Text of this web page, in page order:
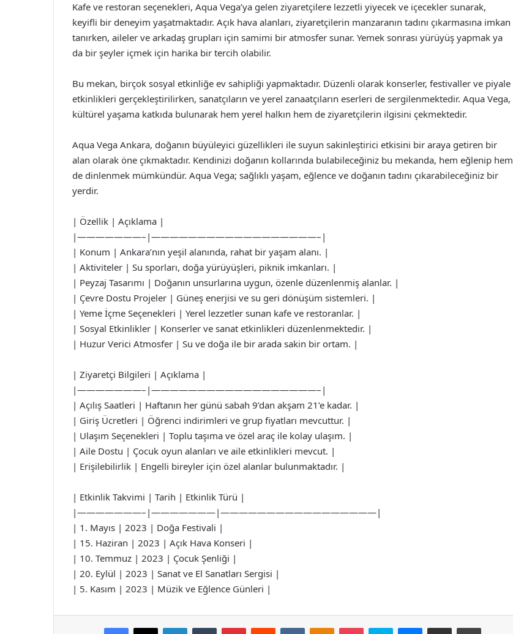
Kafe ve restoran seçenekleri, Aqua Vega’ya gelen ziyaretçilere lezzetli yiyecek ve içecekler sunarak,
keyifli bir deneyim yaşatmaktadır. Açık hava alanları, ziyaretçilerin manzaranın tadını çıkarmasına imkan
tanırken, aileler ve arkadaş grupları için samimi bir atmosfer sunar. Yemek sonrası yürüyüş yapmak ya
da bir şeyler içmek için harika bir tercih olabilir.
Bu mekan, birçok sosyal etkinliğe ev sahipliği yapmaktadır. Düzenli olarak konserler, festivaller ve piyale
etkinlikleri gerçekleştirilirken, sanatçıların ve yerel zanaatçıların eserleri de sergilenmektedir. Aqua Vega,
kültürel yaşama katkıda bulunarak hem yerel halkın hem de ziyaretçilerin ilgisini çekmektedir.
Aqua Vega Ankara, doğanın büyüleyici güzellikleri ile suyun sakinleştirici etkisini bir araya getiren bir
alan olarak öne çıkmaktadır. Kendinizi doğanın kollarında bulabileceğiniz bu mekanda, hem eğlenip hem
de dinlenmek mümkündür. Aqua Vega; sağlıklı yaşam, eğlence ve doğanın tadını çıkarabileceğiniz bir
yerdir.
| Özellik | Açıklama |
|———————–|——————————————————–|
| Konum | Ankara’nın yeşil alanında, rahat bir yaşam alanı. |
| Aktiviteler | Su sporları, doğa yürüyüşleri, piknik imkanları. |
| Peyzaj Tasarımı | Doğanın unsurlarına uygun, özenle düzenlenmiş alanlar. |
| Çevre Dostu Projeler | Güneş enerjisi ve su geri dönüşüm sistemleri. |
| Yeme İçme Seçenekleri | Yerel lezzetler sunan kafe ve restoranlar. |
| Sosyal Etkinlikler | Konserler ve sanat etkinlikleri düzenlenmektedir. |
| Huzur Verici Atmosfer | Su ve doğa ile bir arada sakin bir ortam. |
| Ziyaretçi Bilgileri | Açıklama |
|———————–|——————————————————–|
| Açılış Saatleri | Haftanın her günü sabah 9’dan akşam 21’e kadar. |
| Giriş Ücretleri | Öğrenci indirimleri ve grup fiyatları mevcuttur. |
| Ulaşım Seçenekleri | Toplu taşıma ve özel araç ile kolay ulaşım. |
| Aile Dostu | Çocuk oyun alanları ve aile etkinlikleri mevcut. |
| Erişilebilirlik | Engelli bireyler için özel alanlar bulunmaktadır. |
| Etkinlik Takvimi | Tarih | Etkinlik Türü |
|———————–|———————|—————————————————|
| 1. Mayıs | 2023 | Doğa Festivali |
| 15. Haziran | 2023 | Açık Hava Konseri |
| 10. Temmuz | 2023 | Çocuk Şenliği |
| 20. Eylül | 2023 | Sanat ve El Sanatları Sergisi |
| 5. Kasım | 2023 | Müzik ve Eğlence Günleri |
Facebook
X LinkedInTumblr PinterestReddit VKontakteOdnoklassniki
Pocket Skype Messenger
E-Posta ile paylaş Yazdır